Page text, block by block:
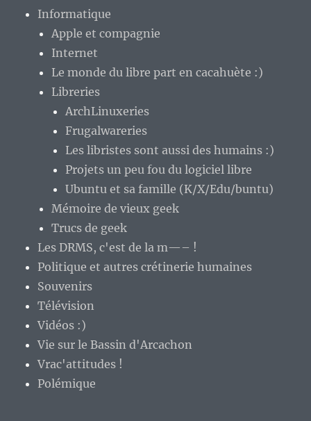
Informatique
Apple et compagnie
Internet
Le monde du libre part en cacahuète :)
Libreries
ArchLinuxeries
Frugalwareries
Les libristes sont aussi des humains :)
Projets un peu fou du logiciel libre
Ubuntu et sa famille (K/X/Edu/buntu)
Mémoire de vieux geek
Trucs de geek
Les DRMS, c'est de la m—– !
Politique et autres crétinerie humaines
Souvenirs
Télévision
Vidéos :)
Vie sur le Bassin d'Arcachon
Vrac'attitudes !
Polémique